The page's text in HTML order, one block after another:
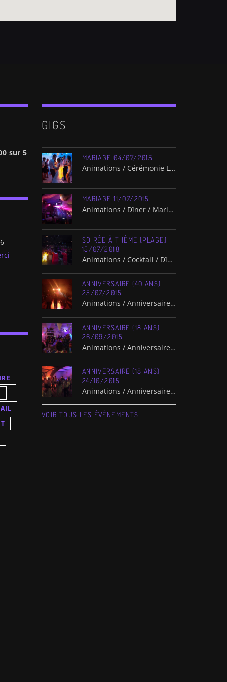
sur5
à
GIGS
MARIAGE 04/07/2015
Animations / Cérémonie Laïque / Cocktail / Dîner / Domaine / Mariage / Orangerie / Repas / Soirée Dansante / Soirée Privée / Vin d'Honneur
MARIAGE 11/07/2015
Animations / Dîner / Mariage / Repas / Restaurant / Soirée Dansante / Soirée Privée
SOIRÉE À THÈME (PLAGE)
15/07/2018
Animations / Cocktail / Dîner / Repas / Restaurant / Soirée à thème / Soirée Dansante / Soirée Privée
ANNIVERSAIRE (40 ANS)
25/07/2015
Animations / Anniversaire / Cocktail / Dîner / Repas / Salle des Fêtes / Soirée à thème / Soirée Dansante / Soirée Privée
ANNIVERSAIRE (18 ANS)
26/09/2015
Animations / Anniversaire / Cocktail / Dîner / Repas / Salle des Fêtes / Soirée à thème / Soirée Dansante / Soirée Privée
ANNIVERSAIRE (18 ANS)
24/10/2015
Animations / Anniversaire / Cocktail / Dîner / Repas / Salle des Fêtes / Soirée à thème / Soirée Dansante / Soirée Privée
VOIR TOUS LES ÉVÈNEMENTS